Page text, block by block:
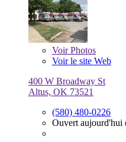
VoirPhotos
Voir le site Web
400 W Broadway St
Altus, OK 73521
(580) 480-0226
Ouvert aujourd'hui